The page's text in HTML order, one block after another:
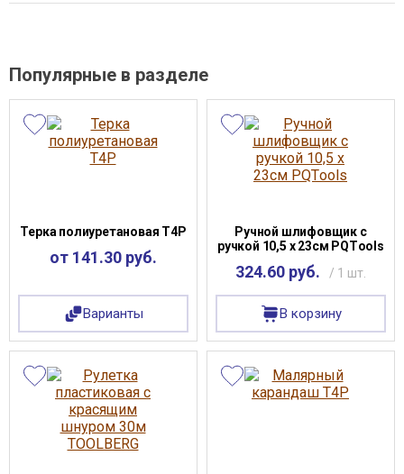
Популярные в разделе
Терка полиуретановая Т4Р
от 141.30 руб.
Варианты
Ручной шлифовщик с
ручкой 10,5 х 23см PQТools
324.60 руб. / 1 шт.
В корзину